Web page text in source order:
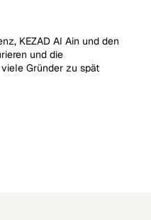
KEZAD Al Ain und den
und die
Gründer zu spät